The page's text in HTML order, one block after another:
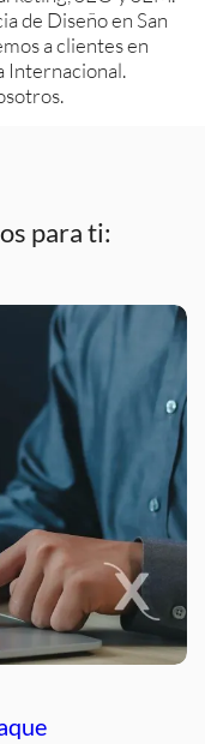
de Diseño en San
a clientes en
Internacional.
para ti: